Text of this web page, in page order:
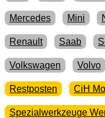
Mercedes Mini
Renault Saab
Volkswagen Volvo
Restposten CiH
Spezialwerkzeuge